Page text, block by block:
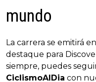
mundo
La carrera se emitirá
destaque para
siempre, puedes
CiclismoAlDia con